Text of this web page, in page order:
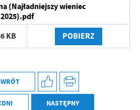
(Najładniejszy wieniec
KB POBIERZ
NASTĘPNY